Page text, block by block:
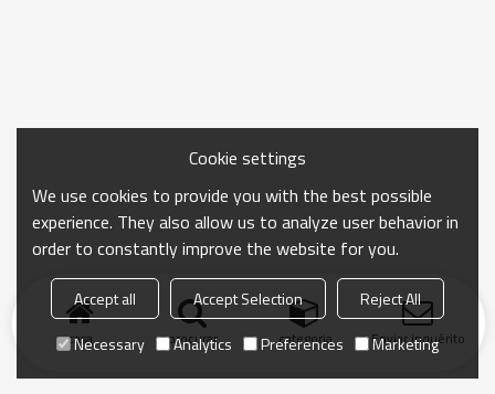
casa procurar categoria Enviar inquérito
Cookie settings
We use cookies to provide you with the best possible
experience. They also allow us to analyze user behavior in
order to constantly improve the website for you.
Accept all Accept Selection
Reject All
Necessary
Analytics Preferences Marketing